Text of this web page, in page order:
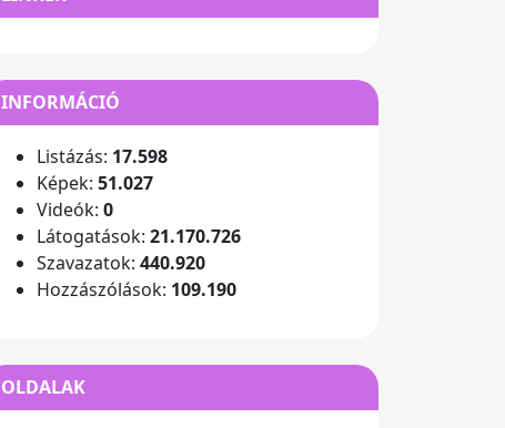
INFORMÁCIÓ
Listázás: 17.598
Képek: 51.027
Videók: 0
Látogatások: 21.170.726
Szavazatok: 440.920
Hozzászólások: 109.190
OLDALAK